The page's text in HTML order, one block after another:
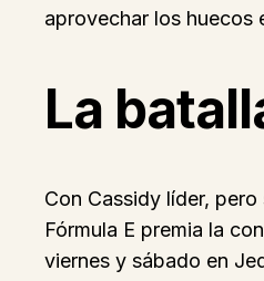
aprovechar los huecos
La
Con Cassidy líder,
Fórmula E premia la
viernes y sábado en